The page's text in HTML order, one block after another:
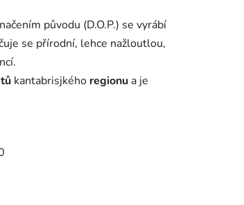
původu (D.O.P.) se vyrábí
se přírodní, lehce nažloutlou,
kantabrisjkého regionu a je